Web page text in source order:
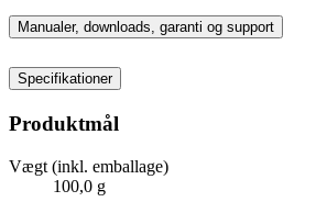
Manualer, downloads, garanti og support
Specifikationer
Produktmål
Vægt (inkl. emballage)
100,0 g